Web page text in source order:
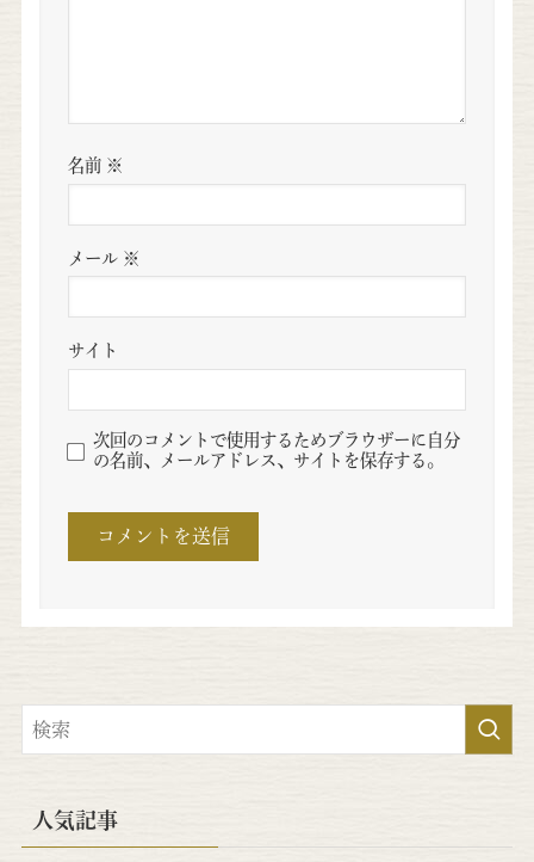
名前 ※
メール ※
サイト
次回のコメントで使用するためブラウザーに自分
の名前、メールアドレス、サイトを保存する。
人気記事